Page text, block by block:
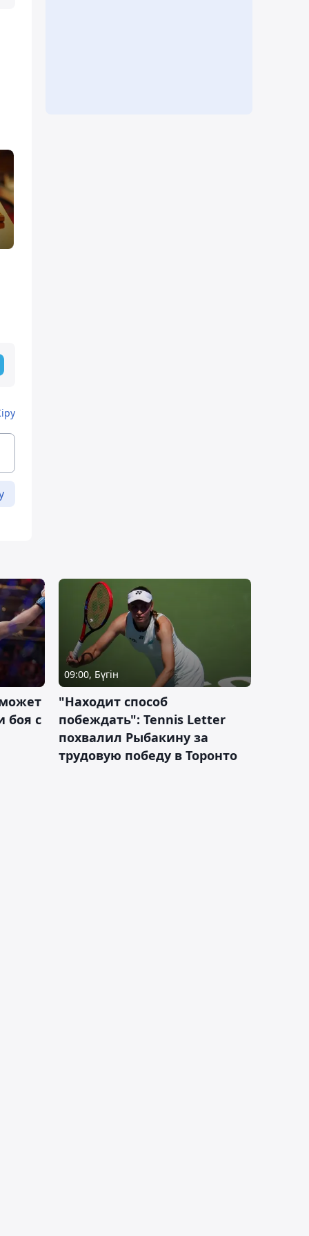
боя с
09:00, Бүгін
"Находит способ
побеждать": Tennis Letter
похвалил Рыбакину за
трудовую победу в Торонто